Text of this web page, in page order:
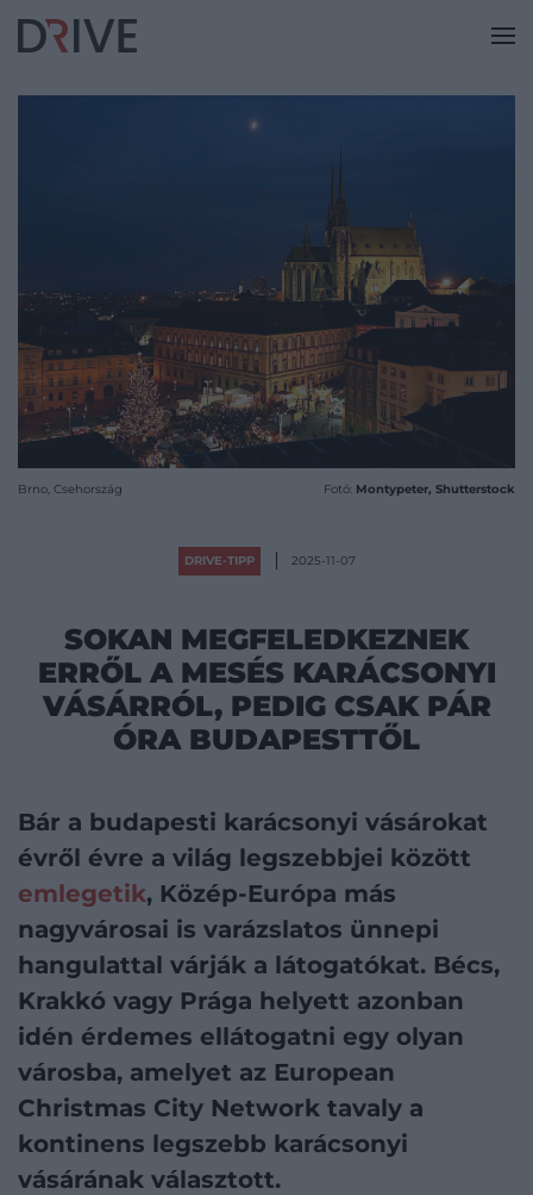
Brno, Csehország Fotó: Montypeter, Shutterstock
DRIVE-TIPP 2025-11-07
SOKAN MEGFELEDKEZNEK
ERRŐL A MESÉS KARÁCSONYI
VÁSÁRRÓL, PEDIG CSAK PÁR
ÓRA BUDAPESTTŐL
Bár a budapesti karácsonyi vásárokat
évről évre a világ legszebbjei között
emlegetik, Közép-Európa más
nagyvárosai is varázslatos ünnepi
hangulattal várják a látogatókat. Bécs,
Krakkó vagy Prága helyett azonban
idén érdemes ellátogatni egy olyan
városba, amelyet az European
Christmas City Network tavaly a
kontinens legszebb karácsonyi
vásárának választott.